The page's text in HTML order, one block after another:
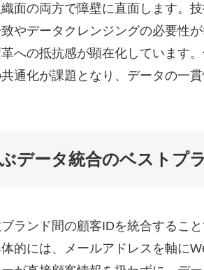
面の両方で障壁に直面します。
やデータクレンジングの必要性
への抵抗感が顕在化しています
通化が課題となり、データの一
データ統合のベストプ
ランド間の顧客IDを統合するこ
的には、メールアドレスを軸に